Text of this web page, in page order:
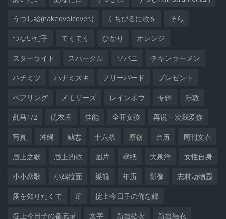
うつし絵(nakedvoicever.) くちびるに歌を そら
つないだ手 てくてく ひかり オレンジ
スターライト スパークル ソバニ チキンラーメン
ハチミツ ハナミズキ フリーバード プレゼント
ペアリング メモリーズ レインボウ 专辑 乐敦
乱马1/2 优衣库 佳能 全开女孩 再说一次我爱你
写真 冲绳 励志 十六茶 原创 台历 周刊文春
唇上之歌 唇上的歌 图片 壁纸 大泉洋 女性自身
小小恋歌 小鸡拉面 巣箱 年历 影像 志村动物园
愛を知りたくて 扉 掟上今日子の備忘録
掟上今日子の备忘录 文字 新垣結衣 新垣结衣